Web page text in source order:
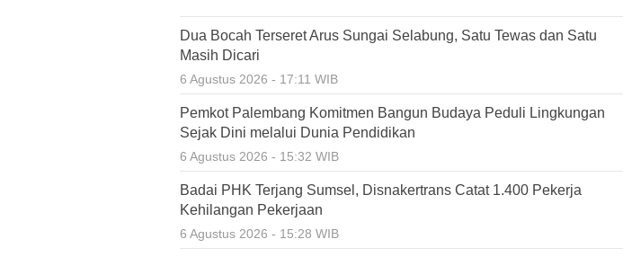
Dua Bocah Terseret Arus Sungai Selabung, Satu Tewas dan Satu
Masih Dicari
6 Agustus 2026 - 17:11 WIB
Pemkot Palembang Komitmen Bangun Budaya Peduli Lingkungan
Sejak Dini melalui Dunia Pendidikan
6 Agustus 2026 - 15:32 WIB
Badai PHK Terjang Sumsel, Disnakertrans Catat 1.400 Pekerja
Kehilangan Pekerjaan
6 Agustus 2026 - 15:28 WIB